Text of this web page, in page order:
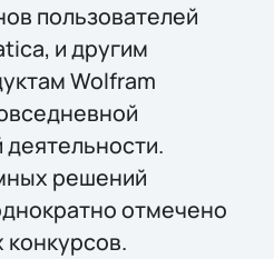
пользователей
и другим
Wolfram
решений
отмечено
конкурсов.